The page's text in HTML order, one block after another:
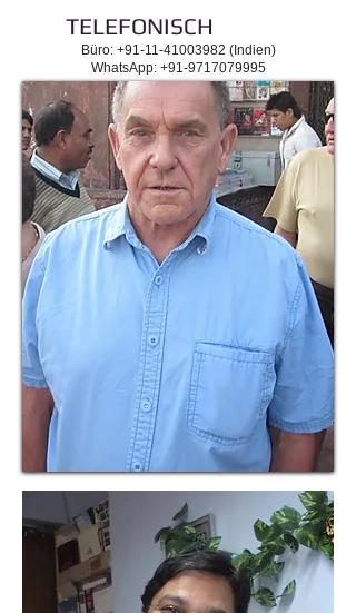
TELEFONISCH
Büro: +91-11-41003982 (Indien)
WhatsApp: +91-9717079995